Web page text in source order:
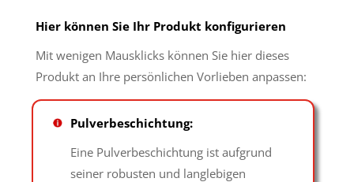
Hier können Sie Ihr Produkt konfigurieren
Mit wenigen Mausklicks können Sie hier dieses
Produkt an Ihre persönlichen Vorlieben anpassen:
Pulverbeschichtung:
Eine Pulverbeschichtung ist aufgrund
seiner robusten und langlebigen